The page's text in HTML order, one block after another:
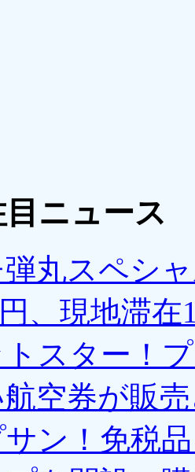
ニュース
弾丸スペシ
、現地滞
スター！
航空券が販
ン！免税